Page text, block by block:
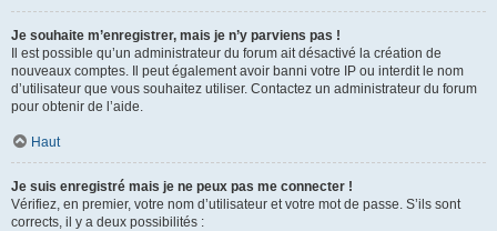
Je souhaite m’enregistrer, mais je n’y parviens pas !
Il est possible qu’un administrateur du forum ait désactivé la création de
nouveaux comptes. Il peut également avoir banni votre IP ou interdit le nom
d’utilisateur que vous souhaitez utiliser. Contactez un administrateur du forum
pour obtenir de l’aide.
Haut
Je suis enregistré mais je ne peux pas me connecter !
Vérifiez, en premier, votre nom d’utilisateur et votre mot de passe. S’ils sont
corrects, il y a deux possibilités :